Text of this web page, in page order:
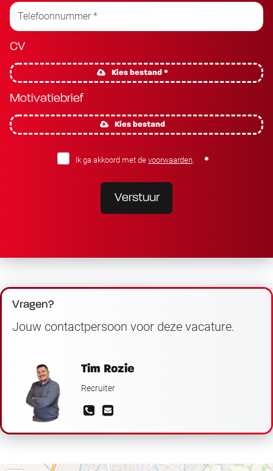
CV
Kies bestand *
Motivatiebrief
Kies bestand
Ik ga akkoord met de voorwaarden
Verstuur
Vragen?
Jouw contactpersoon voor deze vacature.
Tim Rozie
Recruiter